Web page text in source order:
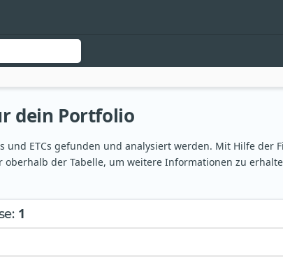
dein Portfolio
und ETCs gefunden und analysiert werden. Mit Hilfe
oberhalb der Tabelle, um weitere Informationen zu
: 1